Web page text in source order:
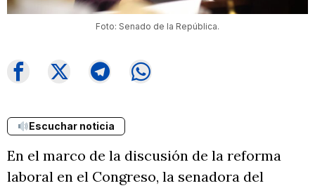
Foto: Senado de la República.
Escuchar noticia
En el marco de la discusión de la reforma
laboral en el Congreso, la senadora del